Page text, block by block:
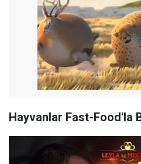
Hayvanlar Fast-Food'la